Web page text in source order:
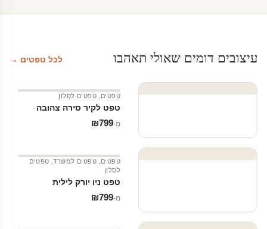
עיצובים דומים שאולי תאהבו לכל טפטים →
טפטים טפטים לסלון
טפט לקיר סירה צהובה
מ‑ ₪799
טפטים טפטים למשרד, טפטים
לסלון
טפט ניו יורק לילית
מ‑ ₪799